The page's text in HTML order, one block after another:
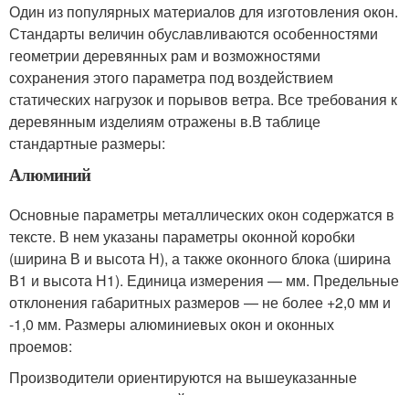
Один из популярных материалов для изготовления окон.
Стандарты величин обуславливаются особенностями
геометрии деревянных рам и возможностями
сохранения этого параметра под воздействием
статических нагрузок и порывов ветра. Все требования к
деревянным изделиям отражены в.В таблице
стандартные размеры:
Алюминий
Основные параметры металлических окон содержатся в
тексте. В нем указаны параметры оконной коробки
(ширина В и высота Н), а также оконного блока (ширина
В1 и высота Н1). Единица измерения — мм. Предельные
отклонения габаритных размеров — не более +2,0 мм и
-1,0 мм. Размеры алюминиевых окон и оконных
проемов:
Производители ориентируются на вышеуказанные